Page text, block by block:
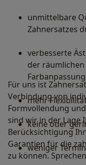
unmittelbare
Zahnersatzes
verbesserte
der
Farbanpassung
mehr
keine oder
weniger
Für uns ist
Verbindung von
Formvollendung
sind wir in der Lage
Berücksichtigung
Garantien für die
zu können.